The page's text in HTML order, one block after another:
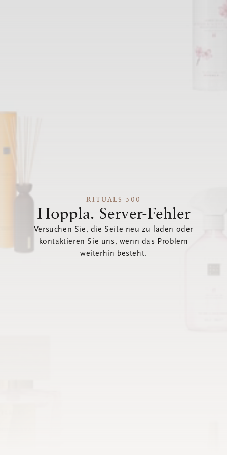
RITUALS 500
Hoppla. Server-Fehler
Versuchen Sie, die Seite neu zu laden oder
kontaktieren Sie uns, wenn das Problem
weiterhin besteht.